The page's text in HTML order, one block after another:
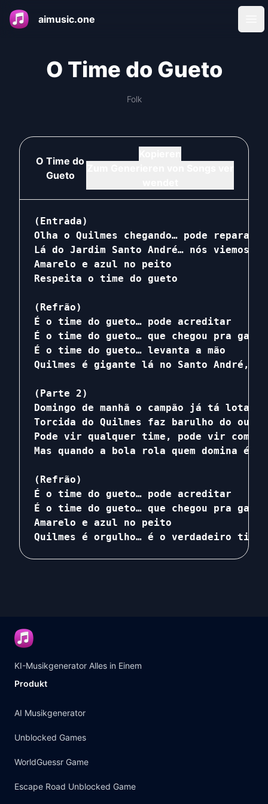
aimusic.one
O Time do Gueto
Folk
O Time do
Gueto
(Entrada)
Olha o Quilmes chegando… pode reparar
Lá do Jardim Santo André… nós viemos
Amarelo e azul no peito
Respeita o time do gueto
(Refrão)
É o time do gueto… pode acreditar
É o time do gueto… que chegou pra
É o time do gueto… levanta a mão
Quilmes é gigante lá no Santo André,
(Parte 2)
Domingo de manhã o campão já tá lotado
Torcida do Quilmes faz barulho do
Pode vir qualquer time, pode vir com
Mas quando a bola rola quem domina é
(Refrão)
É o time do gueto… pode acreditar
É o time do gueto… que chegou pra
Amarelo e azul no peito
Quilmes é orgulho… é o verdadeiro time
KI-Musikgenerator Alles in Einem
Produkt
AI Musikgenerator
Unblocked Games
WorldGuessr Game
Escape Road Unblocked Game